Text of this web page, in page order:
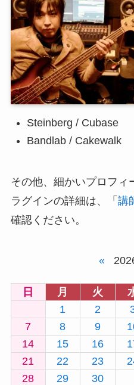
Steinberg / Cubase
Bandlab / Cakewalk
その他、細かいプロフィ
ラグインの詳細は、「 講
確認ください。
«
日 月 火
1
2
7
8 9
14
15 16
21
22 23
28
29 30